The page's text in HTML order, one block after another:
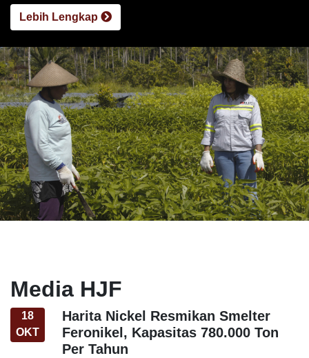
Lebih Lengkap
Media HJF
18
OKT
Harita Nickel Resmikan Smelter
Feronikel, Kapasitas 780.000 Ton
Per Tahun